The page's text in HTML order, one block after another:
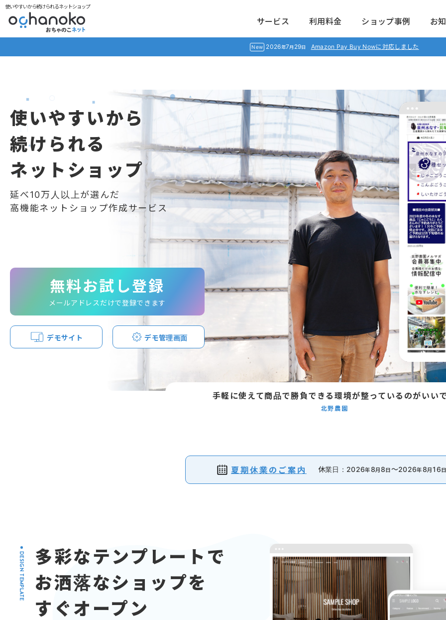
使いやすいから続けられるネットショップ
サービス 利用料金 ショップ事例 お
2026年7月 29日 Amazon Pay Buy Nowに対応しました
使いやすいから
続けられる
ネットショップ
延べ10万人以上が選んだ
高機能ネットショップ作成サービス
無料お試し登録
メールアドレスだけで登録できます
デモサイト デモ管理画面
手軽に使えて商品で勝負できる環境が整っているのがいい
北野農園
夏期休業のご案内 休業日： 2026年8月8日～2026年8月16
DESIGN TEMPLATE 多彩なテンプレートで
お洒落なショップを
すぐオープン